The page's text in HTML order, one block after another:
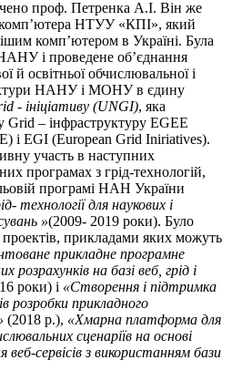
проф. Петренка А.І. Він же
НТУУ «КПІ», який
комп’ютером в Україні. Була
і проведене об’єднання
й освітньої обчислювальної і
НАНУ і МОНУ в єдину
- ініціативу (UNGI), яка
Grid – інфраструктуру EGEE
і EGI (European Grid Iniriatives).
участь в наступних
програмах з грід-технологій,
програмі НАН України
технології для наукових і
»(2009- 2019 роки). Було
прикладами яких можуть
прикладне програмне
розрахунків на базі веб, грід і
роки) і «Створення і підтримка
розробки прикладного
(2018 р.), «Хмарна платформа для
сценаріїв на основі
веб-сервісів з використанням бази